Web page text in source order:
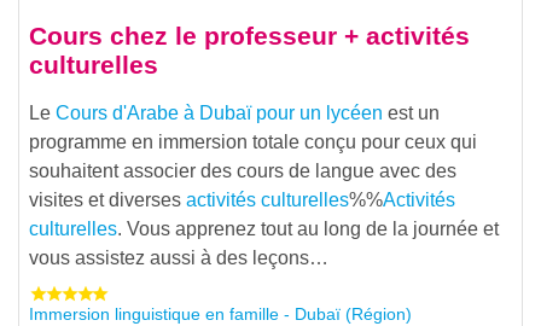
Cours chez le professeur + activités
culturelles
Le Cours d'Arabe à Dubaï pour un lycéen est un
programme en immersion totale conçu pour ceux qui
souhaitent associer des cours de langue avec des
visites et diverses activités culturelles%%Activités
culturelles. Vous apprenez tout au long de la journée et
vous assistez aussi à des leçons…
Immersion linguistique en famille - Dubaï (Région)